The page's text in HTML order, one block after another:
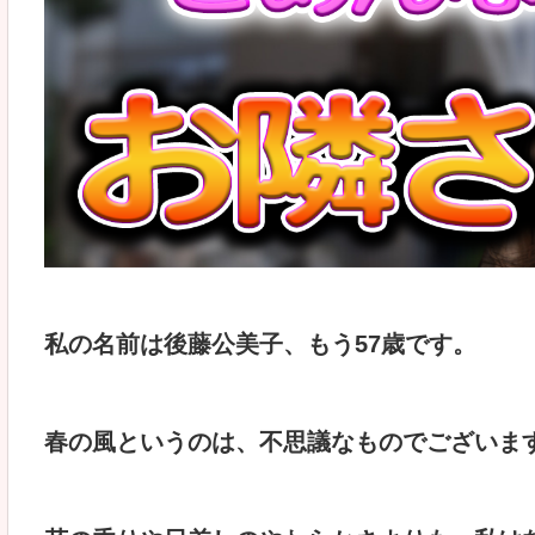
私の名前は後藤公美子、もう57歳です。
春の風というのは、不思議なものでございま